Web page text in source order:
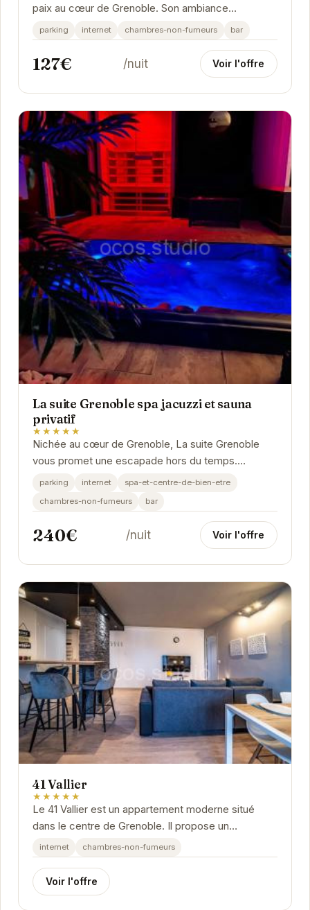
paix au cœur de Grenoble. Son ambiance
chaleureuse et ses équipements modernes,
notamment sa...
parking internet chambres-non-fumeurs bar
127€ /nuit Voir l'offre
La suite Grenoble spa jacuzzi et sauna
privatif
★★★★★
Nichée au cœur de Grenoble, La suite Grenoble
vous promet une escapade hors du temps.
Plongez dans l'intimité d'un espace luxueux et
parking internet
spa-et-centre-de-bien-etre
chambres-non-fumeurs
bar
240€ /nuit Voir l'offre
41 Vallier
★★★★★
Le 41 Vallier est un appartement moderne situé
dans le centre de Grenoble. Il propose un
hébergement confortable et bien équipé, idéal pour
les...
internet chambres-non-fumeurs
Voir l'offre